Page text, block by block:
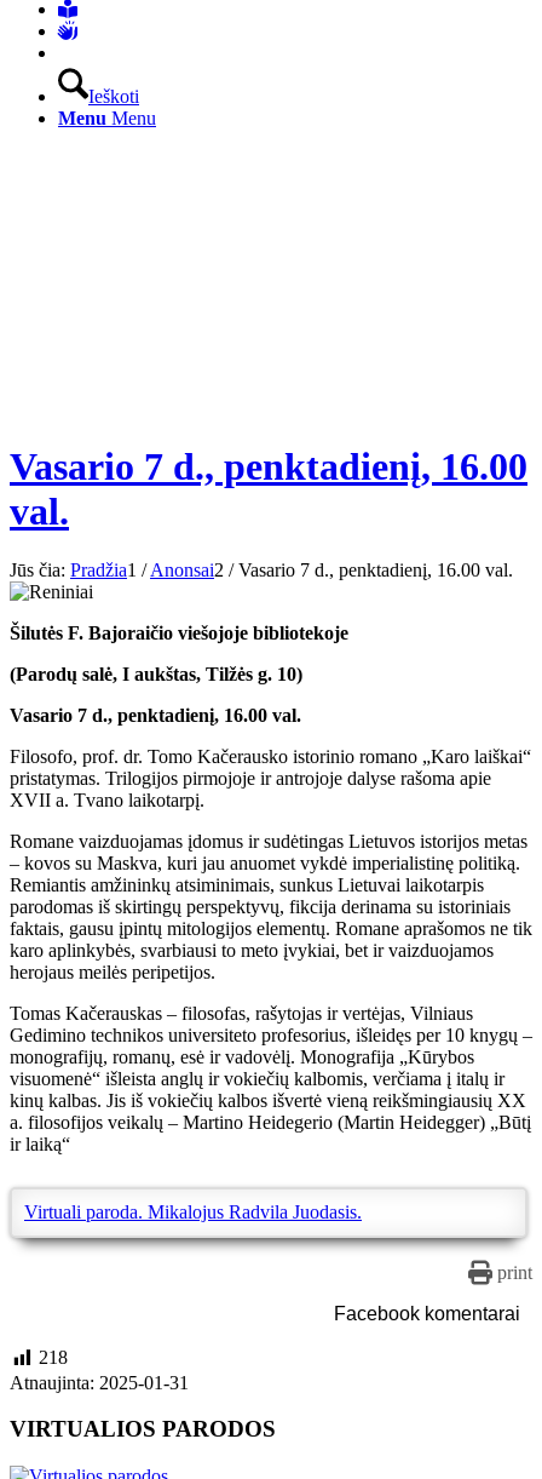
Ieškoti
Menu Menu
Vasario 7 d., penktadienį, 16.00
val.
Jūs čia: Pradžia1 / Anonsai2 / Vasario 7 d., penktadienį, 16.00 val.
Šilutės F. Bajoraičio viešojoje bibliotekoje
(Parodų salė, I aukštas, Tilžės g. 10)
Vasario 7 d., penktadienį, 16.00 val.
Filosofo, prof. dr. Tomo Kačerausko istorinio romano „Karo laiškai“
pristatymas. Trilogijos pirmojoje ir antrojoje dalyse rašoma apie
XVII a. Tvano laikotarpį.
Romane vaizduojamas įdomus ir sudėtingas Lietuvos istorijos metas
– kovos su Maskva, kuri jau anuomet vykdė imperialistinę politiką.
Remiantis amžininkų atsiminimais, sunkus Lietuvai laikotarpis
parodomas iš skirtingų perspektyvų, fikcija derinama su istoriniais
faktais, gausu įpintų mitologijos elementų. Romane aprašomos ne tik
karo aplinkybės, svarbiausi to meto įvykiai, bet ir vaizduojamos
herojaus meilės peripetijos.
Tomas Kačerauskas – filosofas, rašytojas ir vertėjas, Vilniaus
Gedimino technikos universiteto profesorius, išleidęs per 10 knygų –
monografijų, romanų, esė ir vadovėlį. Monografija „Kūrybos
visuomenė“ išleista anglų ir vokiečių kalbomis, verčiama į italų ir
kinų kalbas. Jis iš vokiečių kalbos išvertė vieną reikšmingiausių XX
a. filosofijos veikalų – Martino Heidegerio (Martin Heidegger) „Būtį
ir laiką“
Virtuali paroda. Mikalojus Radvila Juodasis.
print
Facebook komentarai
218
Atnaujinta: 2025-01-31
VIRTUALIOS PARODOS